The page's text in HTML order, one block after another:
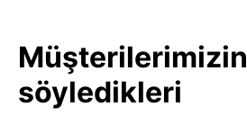
Müşterilerimizin
söyledikleri